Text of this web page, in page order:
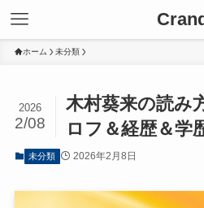
ホーム 未分類
木村葵来の読み
ロフ＆経歴＆学
2026
2/08
未分類 2026年2月8日